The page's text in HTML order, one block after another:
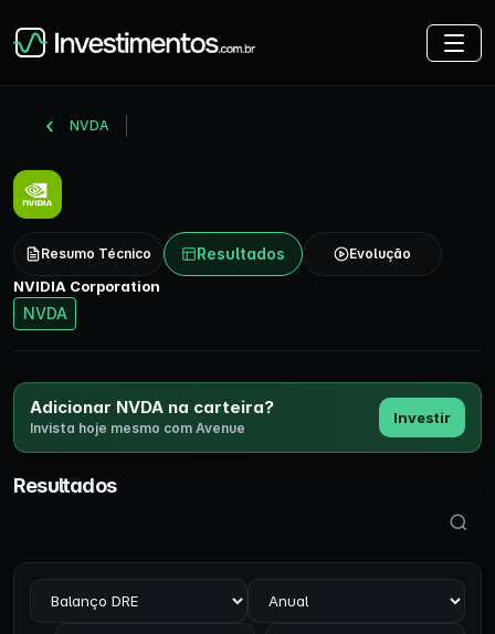
NVDA
Resumo Técnico Resultados Evolução
NVIDIA Corporation
NVDA
Adicionar NVDA na carteira?
Invista hoje mesmo com Avenue
Investir
Resultados
Visão
Periodicidade